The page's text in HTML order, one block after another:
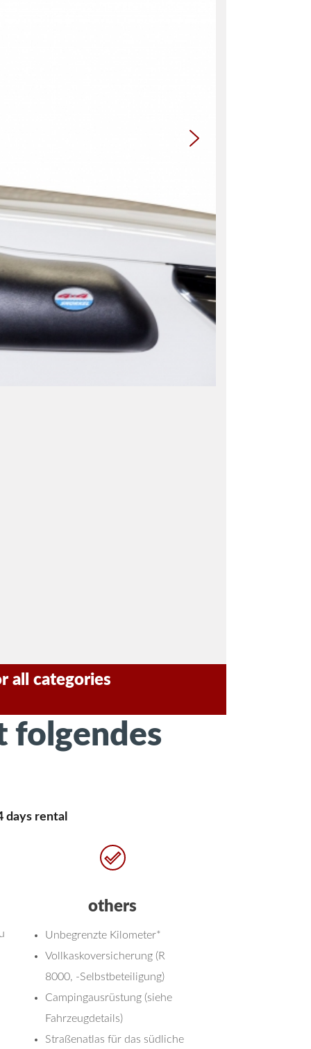
all categories
folgendes
days rental
others
Unbegrenzte Kilometer*
Vollkaskoversicherung (R
8000, -Selbstbeteiligung)
Campingausrüstung (siehe
Fahrzeugdetails)
Straßenatlas für das südliche